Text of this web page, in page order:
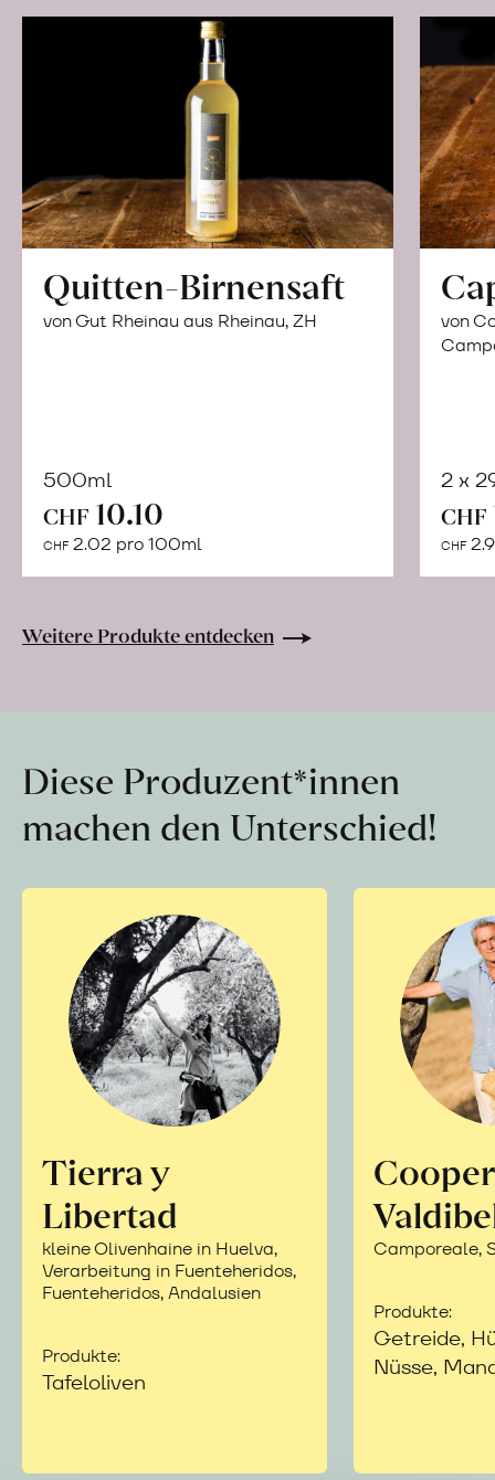
Quitten-Birnensaft
von Gut Rheinau aus Rheinau, ZH
500ml
CHF 10.10
CHF 2.02 pro 100ml
Warenkorb
von
2 x
CHF
CHF
Weitere Produkte entdecken
Diese Produzent*innen
machen den Unterschied!
Tierra y
Libertad
kleine Olivenhaine in Huelva,
Verarbeitung in Fuenteheridos,
Fuenteheridos, Andalusien
Produkte:
Tafeloliven
Camporeale,
Produkte:
Getreide,
Nüsse,